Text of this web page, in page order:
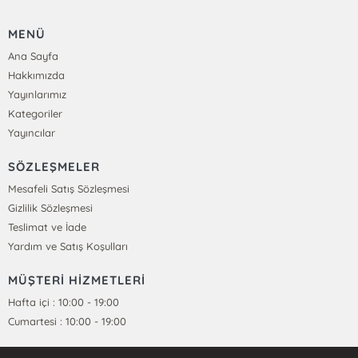
MENÜ
Ana Sayfa
Hakkımızda
Yayınlarımız
Kategoriler
Yayıncılar
SÖZLEŞMELER
Mesafeli Satış Sözleşmesi
Gizlilik Sözleşmesi
Teslimat ve İade
Yardım ve Satış Koşulları
MÜŞTERİ HİZMETLERİ
Hafta içi : 10:00 - 19:00
Cumartesi : 10:00 - 19:00